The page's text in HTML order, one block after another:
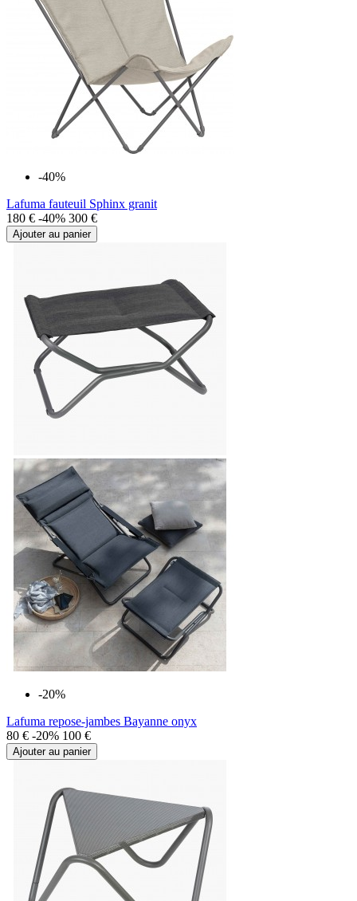
-40%
Lafuma fauteuil Sphinx granit
180 € -40% 300 €
Ajouter au panier
-20%
Lafuma repose-jambes Bayanne onyx
80 € -20% 100 €
Ajouter au panier